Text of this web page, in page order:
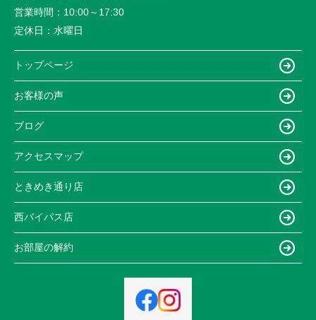
営業時間： 10:00～17:30
定休日： 水曜日
トップページ
お客様の声
ブログ
アクセスマップ
ときめき通り店
西バイパス店
お部屋の解約